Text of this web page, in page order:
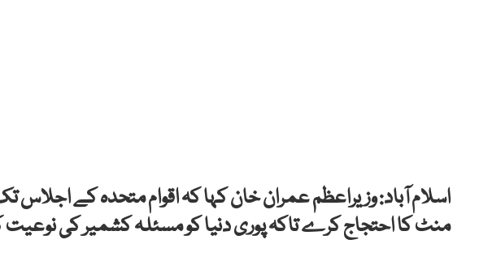
منٹ کا احتجاج کرے تاکہ پوری دنیا کو مسئلہ کشمیر کی